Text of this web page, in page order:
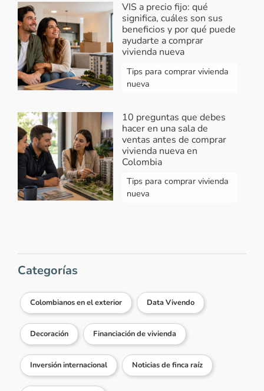
VIS a precio fijo: qué
significa, cuáles son sus
beneficios y por qué puede
ayudarte a comprar
vivienda nueva
Tips para comprar vivienda
nueva
10 preguntas que debes
hacer en una sala de
ventas antes de comprar
vivienda nueva en
Colombia
Tips para comprar vivienda
nueva
Categorías
Colombianos en el exterior Data Vivendo
Decoración Financiación de vivienda
Inversión internacional Noticias de finca raíz